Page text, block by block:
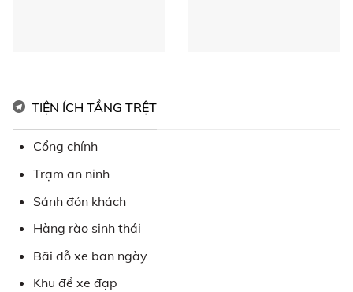
TIỆN ÍCH TẦNG TRỆT
Cổng chính
Trạm an ninh
Sảnh đón khách
Hàng rào sinh thái
Bãi đỗ xe ban ngày
Khu để xe đạp